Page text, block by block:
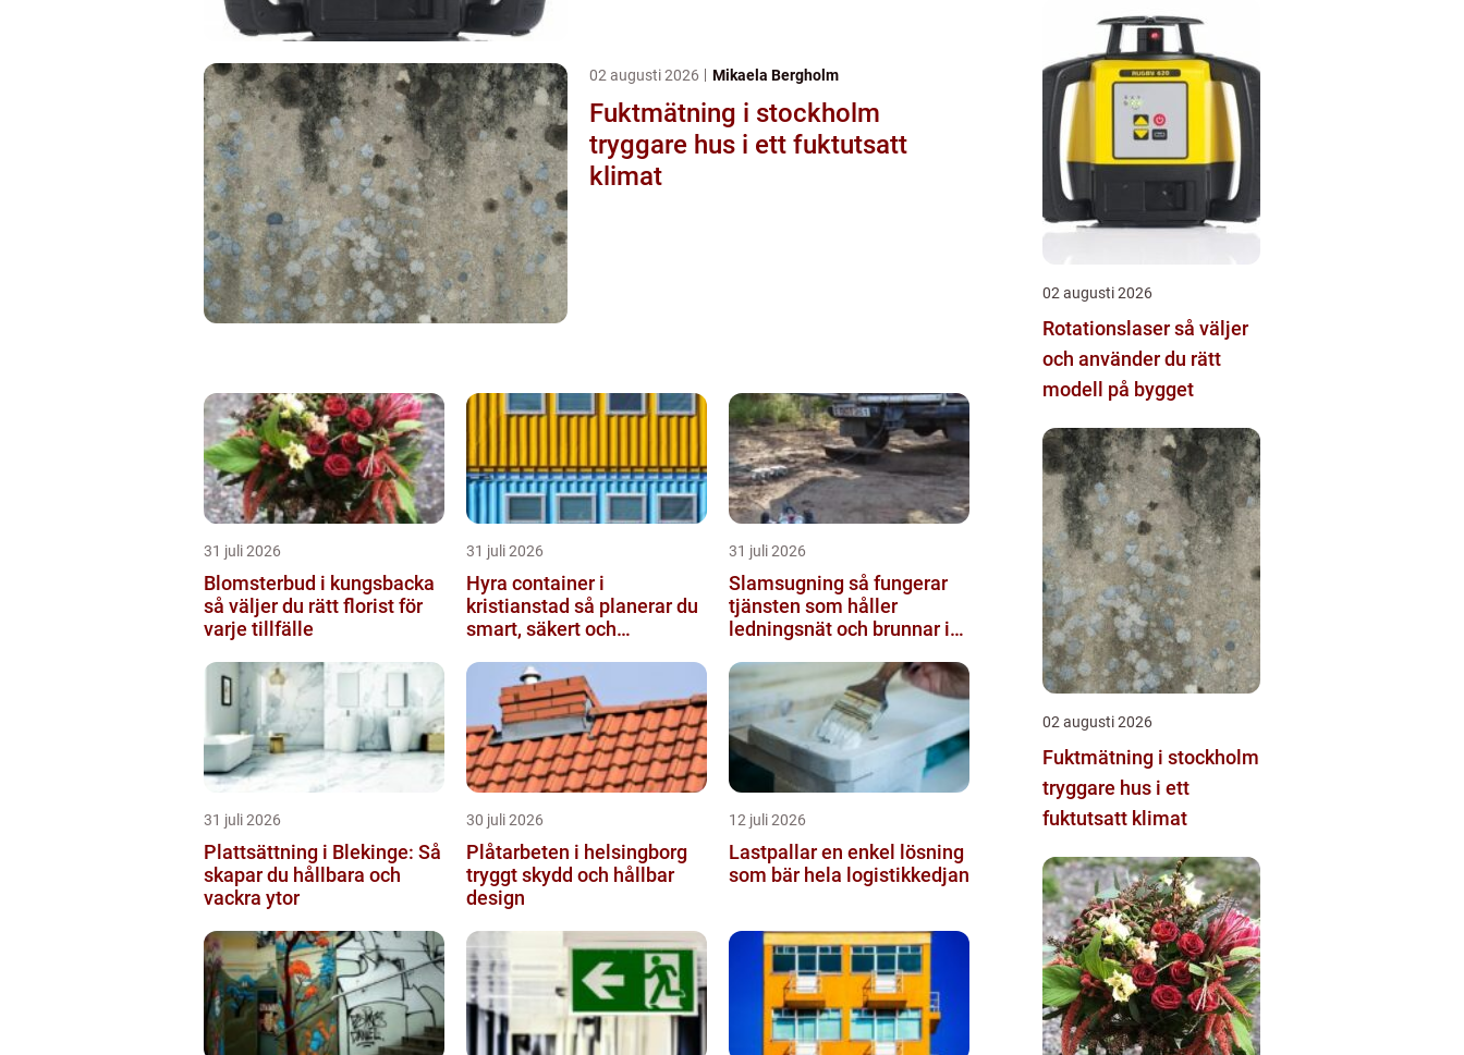
02 augusti 2026 Mikaela Bergholm
Fuktmätning i stockholm
tryggare hus i ett fuktutsatt
klimat
31 juli 2026
Blomsterbud i kungsbacka
så väljer du rätt florist för
varje tillfälle
31 juli 2026
Hyra container i
kristianstad så planerar du
smart, säkert och
31 juli 2026
Slamsugning så fungerar
tjänsten som håller
ledningsnät och brunnar i
31 juli 2026
Plattsättning i Blekinge: Så
skapar du hållbara och
vackra ytor
30 juli 2026
Plåtarbeten i helsingborg
tryggt skydd och hållbar
design
12 juli 2026
Lastpallar en enkel lösning
som bär hela logistikkedjan
02 augusti 2026
Rotationslaser så väljer
och använder du rätt
modell på bygget
02 augusti 2026
Fuktmätning i stockholm
tryggare hus i ett
fuktutsatt klimat